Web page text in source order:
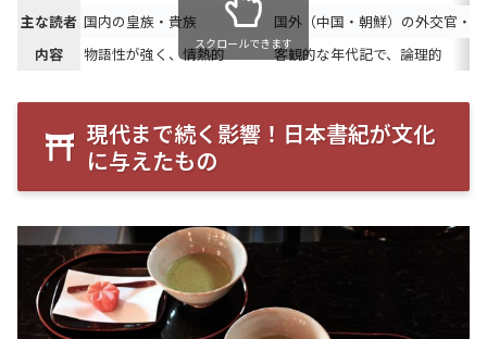
主な読者 国内の皇族・貴族
国外（中国・朝鮮）の外交官・
内容
物語性が強く、情熱的 客観的な年代記で、論理的
スクロールできます
現代まで続く影響！日本書紀が文化
に与えたもの